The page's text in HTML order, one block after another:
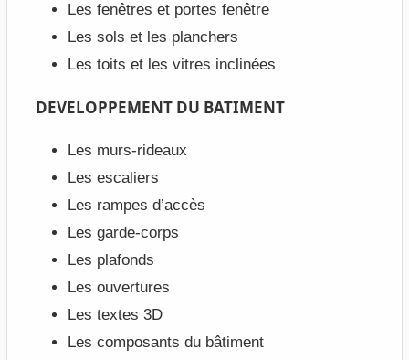
Les fenêtres et portes fenêtre
Les sols et les planchers
Les toits et les vitres inclinées
DEVELOPPEMENT DU BATIMENT
Les murs-rideaux
Les escaliers
Les rampes d’accès
Les garde-corps
Les plafonds
Les ouvertures
Les textes 3D
Les composants du bâtiment